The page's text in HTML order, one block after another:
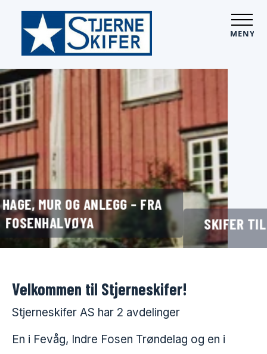
MENY
SKIFER TIL HAGE, MUR OG ANLEGG – FRA
FOSENHALVØYA
Om oss
Velkommen til Stjerneskifer!
Stjerneskifer AS har 2 avdelinger
En i Fevåg, Indre Fosen Trøndelag og en i